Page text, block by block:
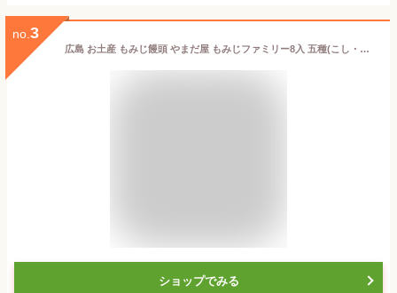
no. 3
広島 お土産 もみじ饅頭 やまだ屋 もみじファミリー8入 五種(こし・粒・クリーム・チョコ・抹茶) もみじまんじゅう 饅頭 まんじゅう 和菓子 ご当地 お菓子 スイーツ 宮島 ご当地スイーツ 美味しい 広島名物 お取り寄せスイーツ セット 広島土産 詰め合わせ ギフト
ショップでみる